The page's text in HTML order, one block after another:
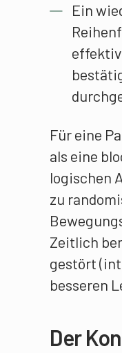
Ein
Für eine
als eine
logischen
zu
Zeitlich
gestört
besseren
Der